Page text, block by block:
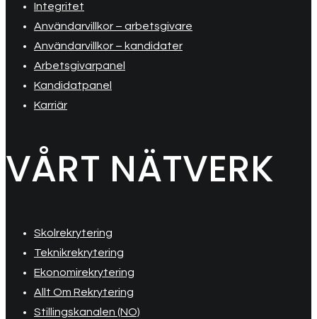
Integritet
Användarvillkor – arbetsgivare
Användarvillkor – kandidater
Arbetsgivarpanel
Kandidatpanel
Karriär
VÅRT NÄTVERK
Skolrekrytering
Teknikrekrytering
Ekonomirekrytering
Allt Om Rekrytering
Stillingskanalen (NO)